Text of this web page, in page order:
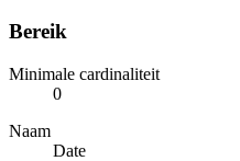
Bereik
Minimale cardinaliteit
0
Naam
Date